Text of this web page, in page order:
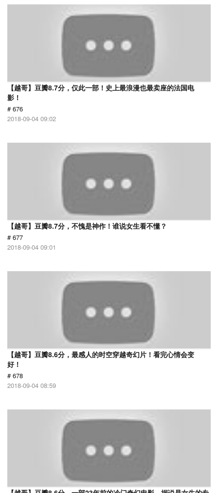
【越哥】豆瓣8.7分，仅此一部！史上最浪漫也最卖座的法国电
影！
# 676
2018-09-04 09:02
【越哥】豆瓣8.7分，不愧是神作！谁说女生看不懂？
# 677
2018-09-04 09:01
【越哥】豆瓣8.6分，最感人的时空穿越奇幻片！看完心情会变
好！
# 678
2018-09-04 08:59